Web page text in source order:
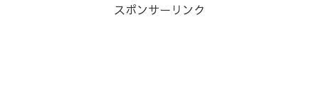
スポンサーリンク